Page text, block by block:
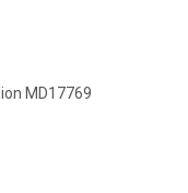
MD17769